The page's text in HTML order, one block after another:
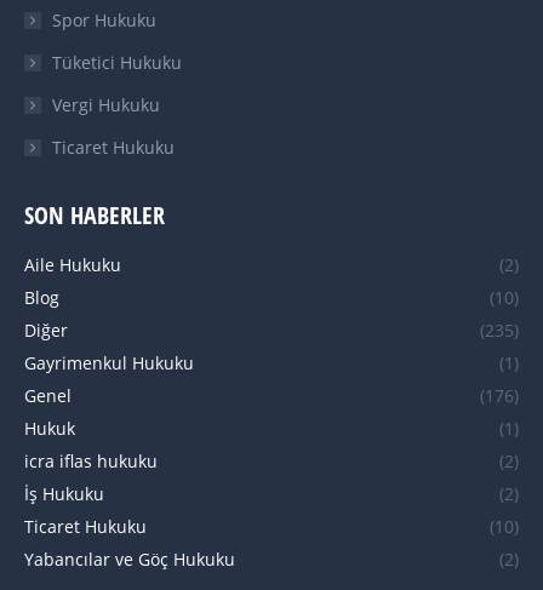
Spor Hukuku
Tüketici Hukuku
Vergi Hukuku
Ticaret Hukuku
SON HABERLER
Aile Hukuku
(2)
Blog
(10)
Diğer
(235)
Gayrimenkul Hukuku
(1)
Genel
(176)
Hukuk
(1)
icra iflas hukuku
(2)
İş Hukuku
(2)
Ticaret Hukuku
(10)
Yabancılar ve Göç Hukuku
(2)